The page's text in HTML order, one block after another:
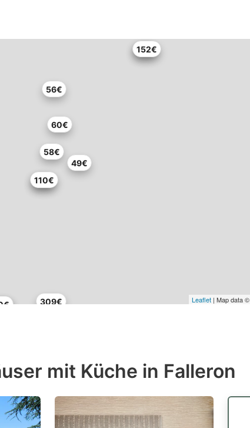
58€
58€
110€
309€
60€
56€
49€
70€
152€
Leaflet | Map data ©
mit Küche in Falleron